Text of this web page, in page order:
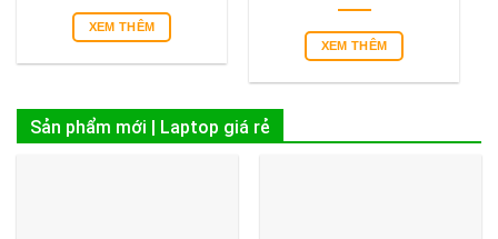
XEM THÊM
XEM THÊM
Sản phẩm mới | Laptop giá rẻ